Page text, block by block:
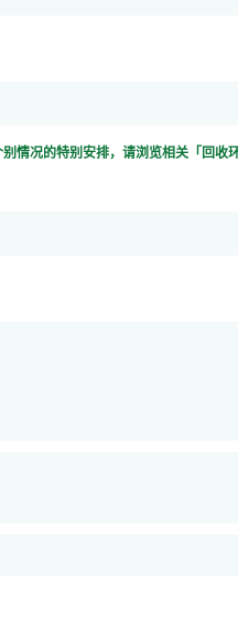
情况的特别安排，请浏览相关「回收